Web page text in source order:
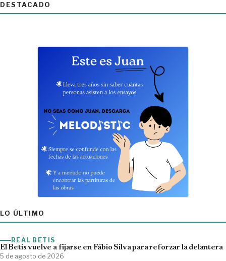
DESTACADO
LO ÚLTIMO
REAL BETIS
El Betis vuelve a fijarse en Fábio Silva para reforzar la delantera
5 de agosto de 2026